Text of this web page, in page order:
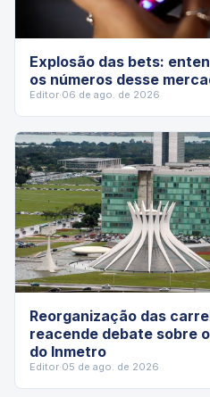
Explosão das bets:
os números desse
Editor·06 de ago. de 2026
Reorganização das
reacende debate sobre
do Inmetro
Editor·05 de ago. de 2026